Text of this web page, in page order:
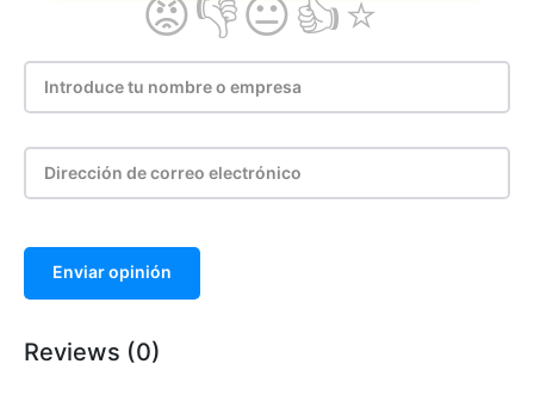
Enviar opinión
Reviews (0)